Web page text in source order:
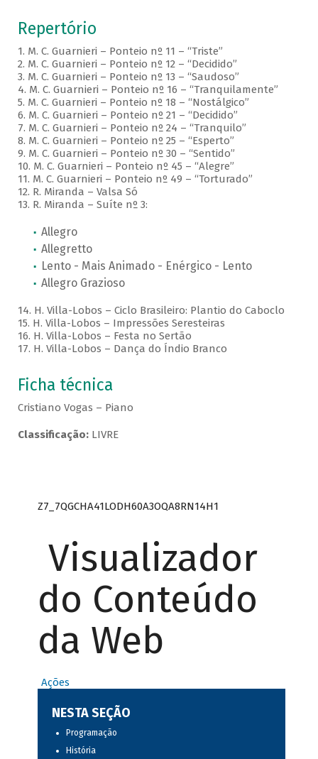
Repertório
1. M. C. Guarnieri – Ponteio nº 11 – “Triste”
2. M. C. Guarnieri – Ponteio nº 12 – “Decidido”
3. M. C. Guarnieri – Ponteio nº 13 – “Saudoso”
4. M. C. Guarnieri – Ponteio nº 16 – “Tranquilamente”
5. M. C. Guarnieri – Ponteio nº 18 – “Nostálgico”
6. M. C. Guarnieri – Ponteio nº 21 – “Decidido”
7. M. C. Guarnieri – Ponteio nº 24 – “Tranquilo”
8. M. C. Guarnieri – Ponteio nº 25 – “Esperto”
9. M. C. Guarnieri – Ponteio nº 30 – “Sentido”
10. M. C. Guarnieri – Ponteio nº 45 – “Alegre”
11. M. C. Guarnieri – Ponteio nº 49 – “Torturado”
12. R. Miranda – Valsa Só
13. R. Miranda – Suíte nº 3:
Allegro
Allegretto
Lento - Mais Animado - Enérgico - Lento
Allegro Grazioso
14. H. Villa-Lobos – Ciclo Brasileiro: Plantio do Caboclo
15. H. Villa-Lobos – Impressões Seresteiras
16. H. Villa-Lobos – Festa no Sertão
17. H. Villa-Lobos – Dança do Índio Branco
Ficha técnica
Cristiano Vogas – Piano
Classificação:LIVRE
Z7_7QGCHA41LODH60A3OQA8RN14H1
Visualizador
do Conteúdo
da Web
Ações
NESTA SEÇÃO
Programação
História